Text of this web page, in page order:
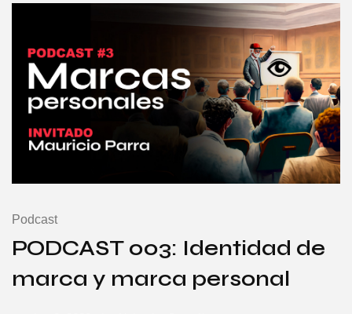
Podcast
PODCAST 003: Identidad de
marca y marca personal